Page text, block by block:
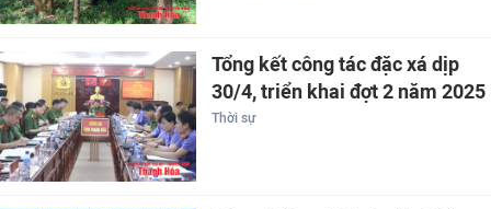
Tổng kết công tác đặc xá dịp
30/4, triển khai đợt 2 năm 2025
Thời sự